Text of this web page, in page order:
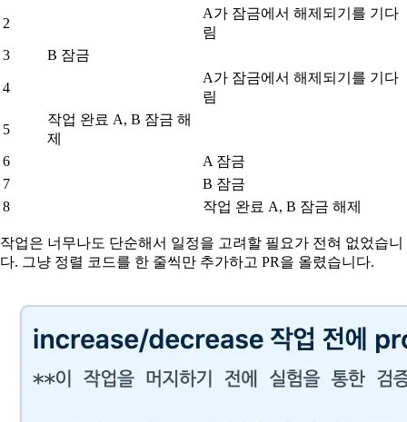
2
A가 잠금에서 해제되기를 기다
림
3
B 잠금
4
A가 잠금에서 해제되기를 기다
림
5
작업 완료 A, B 잠금 해
제
6
A 잠금
7
B 잠금
8
작업 완료 A, B 잠금 해제
작업은 너무나도 단순해서 일정을 고려할 필요가 전혀 없었습니
다. 그냥 정렬 코드를 한 줄씩만 추가하고 PR을 올렸습니다.